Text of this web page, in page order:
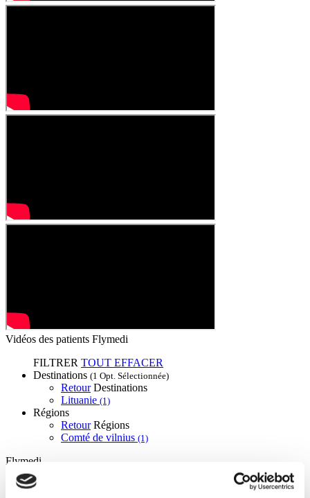
Vidéos des patients Flymedi
FILTRER TOUT EFFACER
Destinations (1 Opt. Sélectionnée)
Retour Destinations
Lituanie (1)
Régions
Retour Régions
Comté de vilnius (1)
Flymedi
TÜRSAB – Les transactions sur flymedi.com sont gérées par